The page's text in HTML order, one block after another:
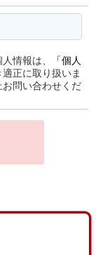
情報は、
「個人
適正に取り扱いま
問い合わせくだ